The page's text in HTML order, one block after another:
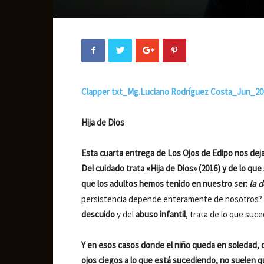
Clapper txt_Mg.Luciano Rodríguez
Hija de Dios
Esta cuarta entrega de Los Ojos de Edipo nos
Del cuidado trata «Hija de Dios» (2016) y de lo
que los adultos hemos tenido en nuestro ser: la
persistencia depende enteramente de nosotros?
descuidoy delabuso infantil, trata de lo que
Y en esos casos donde el niño queda en
ojos ciegos a lo que está sucediendo, no suelen